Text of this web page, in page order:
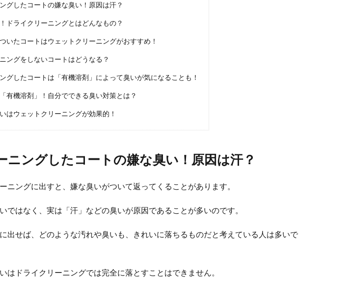
グしたコートの嫌な臭い！原因は汗？
ドライクリーニングとはどんなもの？
いたコートはウェットクリーニングがおすすめ！
ングをしないコートはどうなる？
グしたコートは「有機溶剤」によって臭いが気になることも！
有機溶剤」！自分でできる臭い対策とは？
はウェットクリーニングが効果的！
ニングしたコートの嫌な臭い！原因は汗？
ニングに出すと、嫌な臭いがついて返ってくることがあります。
ではなく、実は「汗」などの臭いが原因であることが多いのです。
出せば、どのような汚れや臭いも、きれいに落ちるものだと考えている人は多いで
はドライクリーニングでは完全に落とすことはできません。